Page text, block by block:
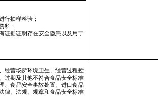
行抽样检验；
料；
证据证明存在安全隐患以及用于
经营场所环境卫生、经营过程控
过期及其他不符合食品安全标准
、食品安全事故处置、进口食品
律、法规、规章和食品安全标准